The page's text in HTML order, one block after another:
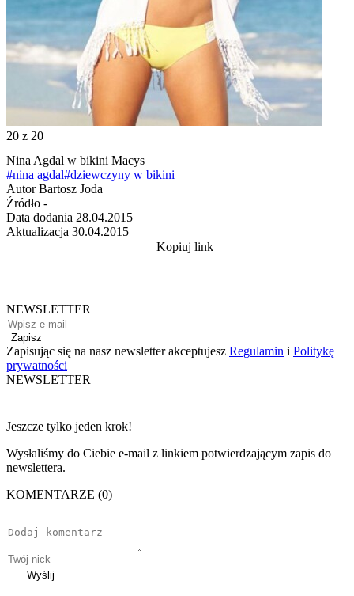
20 z 20
Nina Agdal w bikini Macys
#nina agdal#dziewczyny w bikini
Autor Bartosz Joda
Źródło -
Data dodania 28.04.2015
Aktualizacja 30.04.2015
Kopiuj link
NEWSLETTER
Zapisz
Zapisując się na nasz newsletter akceptujesz Regulamin i Politykę
prywatności
NEWSLETTER
Jeszcze tylko jeden krok!
Wysłaliśmy do Ciebie e-mail z linkiem potwierdzającym zapis do
newslettera.
KOMENTARZE (0)
Wyślij